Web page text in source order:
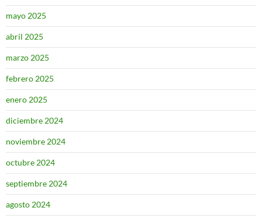
mayo 2025
abril 2025
marzo 2025
febrero 2025
enero 2025
diciembre 2024
noviembre 2024
octubre 2024
septiembre 2024
agosto 2024